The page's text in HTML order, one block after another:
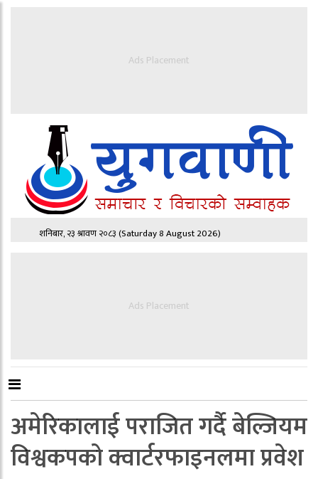
Ads Placement
शनिबार, २३ श्रावण २०८३(Saturday 8 August 2026)
Ads Placement
अमेरिकालाई पराजित गर्दै बेल्जियम
विश्वकपको क्वार्टरफाइनलमा प्रवेश